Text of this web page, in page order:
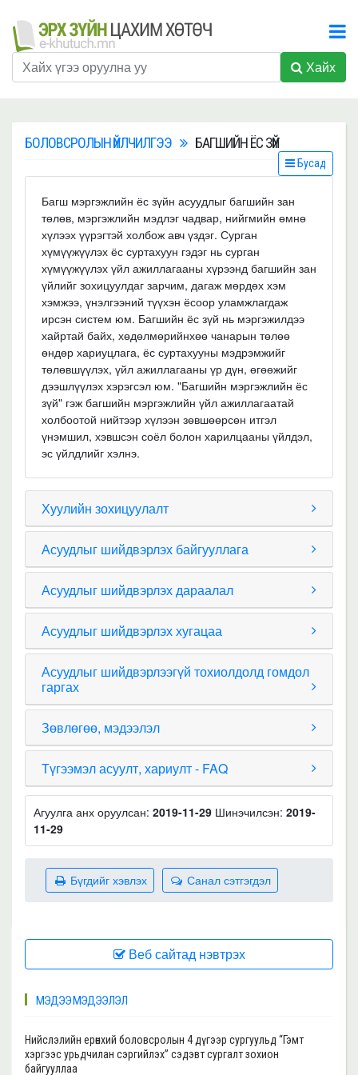
Хайх
БОЛОВСРОЛЫН ҮЙЛЧИЛГЭЭ БАГШИЙН ЁС ЗҮЙ
Бусад
Багш мэргэжлийн ёс зүйн асуудлыг багшийн зан
төлөв, мэргэжлийн мэдлэг чадвар, нийгмийн өмнө
хүлээх үүрэгтэй холбож авч үздэг. Сурган
хүмүүжүүлэх ёс суртахуун гэдэг нь сурган
хүмүүжүүлэх үйл ажиллагааны хүрээнд багшийн зан
үйлийг зохицуулдаг зарчим, дагаж мөрдөх хэм
хэмжээ, үнэлгээний түүхэн ёсоор уламжлагдаж
ирсэн систем юм. Багшийн ёс зүй нь мэргэжилдээ
хайртай байх, хөдөлмөрийнхөө чанарын төлөө
өндөр хариуцлага, ёс суртахууны мэдрэмжийг
төлөвшүүлэх, үйл ажиллагааны үр дүн, өгөөжийг
дээшлүүлэх хэрэгсэл юм. "Багшийн мэргэжлийн ёс
зүй" гэж багшийн мэргэжлийн үйл ажиллагаатай
холбоотой нийтээр хүлээн зөвшөөрсөн итгэл
үнэмшил, хэвшсэн соёл болон харилцааны үйлдэл,
эс үйлдлийг хэлнэ.
Хуулийн зохицуулалт
Асуудлыг шийдвэрлэх байгууллага
Асуудлыг шийдвэрлэх дараалал
Асуудлыг шийдвэрлэх хугацаа
Асуудлыг шийдвэрлээгүй тохиолдолд гомдол
гаргах
Зөвлөгөө, мэдээлэл
Түгээмэл асуулт, хариулт - FAQ
Агуулга анх оруулсан: 2019-11-29 Шинэчилсэн: 2019-
11-29
Санал сэтгэгдэл
Бүгдийг хэвлэх
Веб сайтад нэвтрэх
МЭДЭЭ МЭДЭЭЛЭЛ
Нийслэлийн ерөнхий боловсролын 4 дүгээр сургуульд “Гэмт
хэргээс урьдчилан сэргийлэх” сэдэвт сургалт зохион
байгууллаа